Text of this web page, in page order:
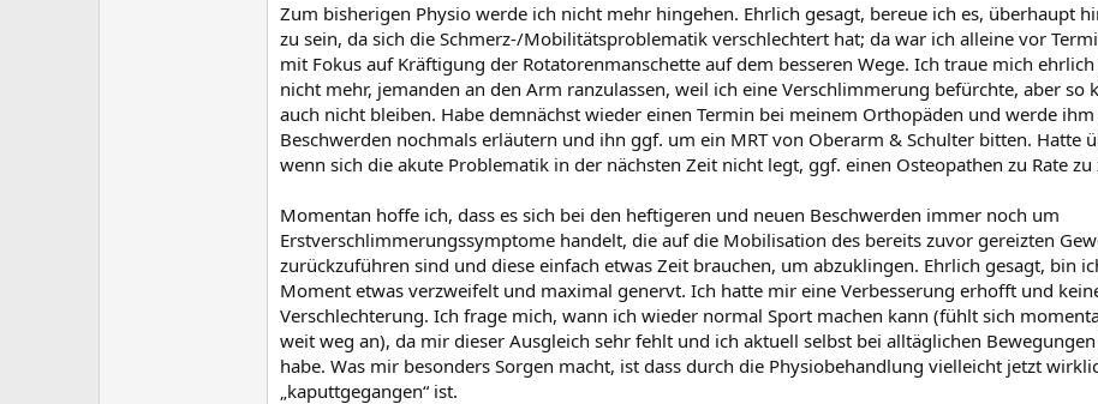
Zum bisherigen Physio werde ich nicht mehr hingehen. Ehrlich gesagt, bereue ich es, überhaupt
zu sein, da sich die Schmerz-/Mobilitätsproblematik verschlechtert hat; da war ich alleine vor
mit Fokus auf Kräftigung der Rotatorenmanschette auf dem besseren Wege. Ich traue mich
nicht mehr, jemanden an den Arm ranzulassen, weil ich eine Verschlimmerung befürchte, aber so
auch nicht bleiben. Habe demnächst wieder einen Termin bei meinem Orthopäden und werde
Beschwerden nochmals erläutern und ihn ggf. um ein MRT von Oberarm & Schulter bitten. Hatte
wenn sich die akute Problematik in der nächsten Zeit nicht legt, ggf. einen Osteopathen zu Rate zu
Momentan hoffe ich, dass es sich bei den heftigeren und neuen Beschwerden immer noch um
Erstverschlimmerungssymptome handelt, die auf die Mobilisation des bereits zuvor gereizten
zurückzuführen sind und diese einfach etwas Zeit brauchen, um abzuklingen. Ehrlich gesagt, bin
Moment etwas verzweifelt und maximal genervt. Ich hatte mir eine Verbesserung erhofft und
Verschlechterung. Ich frage mich, wann ich wieder normal Sport machen kann (fühlt sich
weit weg an), da mir dieser Ausgleich sehr fehlt und ich aktuell selbst bei alltäglichen
habe. Was mir besonders Sorgen macht, ist dass durch die Physiobehandlung vielleicht jetzt
„kaputtgegangen“ ist.